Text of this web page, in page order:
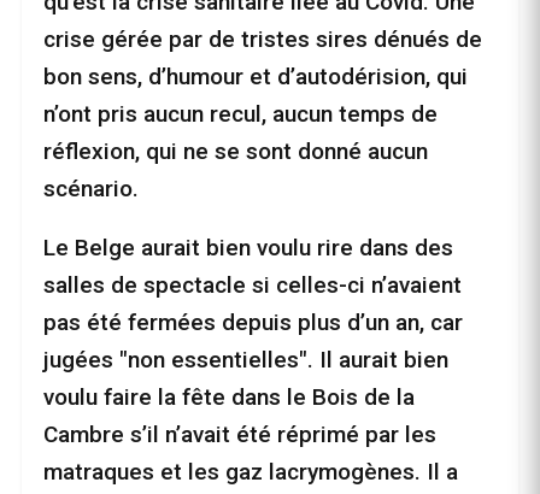
crise gérée par de tristes sires dénués de
bon sens, d’humour et d’autodérision, qui
n’ont pris aucun recul, aucun temps de
réflexion, qui ne se sont donné aucun
scénario.
Le Belge aurait bien voulu rire dans des
salles de spectacle si celles-ci n’avaient
pas été fermées depuis plus d’un an, car
jugées "non essentielles". Il aurait bien
voulu faire la fête dans le Bois de la
Cambre s’il n’avait été réprimé par les
matraques et les gaz lacrymogènes. Il a